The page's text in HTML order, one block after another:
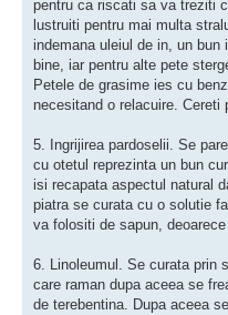
pentru ca riscati sa va treziti
lustruiti pentru mai multa
indemana uleiul de in, un bun
bine, iar pentru alte pete
Petele de grasime ies cu
necesitand o relacuire.
5. Ingrijirea pardoselii. Se
cu otetul reprezinta un bun
isi recapata aspectul natural
piatra se curata cu o solutie
va folositi de sapun,
6. Linoleumul. Se curata prin
care raman dupa aceea se
de terebentina. Dupa aceea